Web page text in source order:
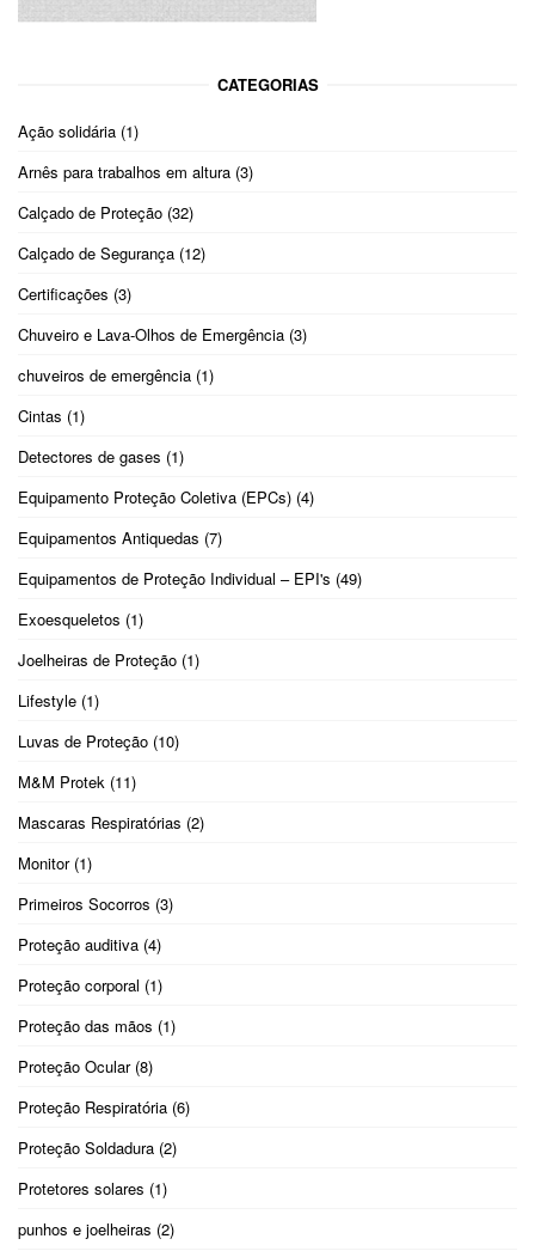
CATEGORIAS
Ação solidária (1)
Arnês para trabalhos em altura (3)
Calçado de Proteção (32)
Calçado de Segurança (12)
Certificações (3)
Chuveiro e Lava-Olhos de Emergência (3)
chuveiros de emergência (1)
Cintas (1)
Detectores de gases (1)
Equipamento Proteção Coletiva (EPCs) (4)
Equipamentos Antiquedas (7)
Equipamentos de Proteção Individual – EPI's (49)
Exoesqueletos (1)
Joelheiras de Proteção (1)
Lifestyle (1)
Luvas de Proteção (10)
M&M Protek (11)
Mascaras Respiratórias (2)
Monitor(1)
Primeiros Socorros (3)
Proteção auditiva (4)
Proteção corporal (1)
Proteção das mãos (1)
Proteção Ocular(8)
Proteção Respiratória (6)
Proteção Soldadura (2)
Protetores solares (1)
punhos e joelheiras (2)